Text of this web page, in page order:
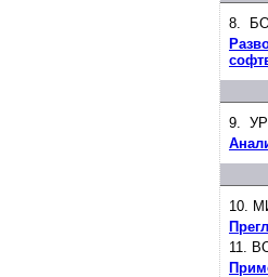
8.
9.
10.
11.